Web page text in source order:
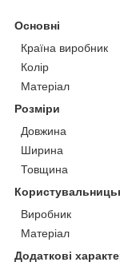
Основні
Країна виробник
Колір
Матеріал
Розміри
Довжина
Ширина
Товщина
Виробник
Матеріал
Додаткові